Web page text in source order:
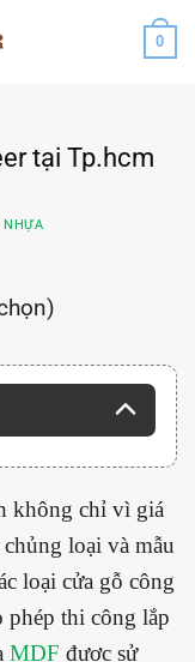
0
tại Tp.hcm
NHỰA
không chỉ vì giá
loại và mẫu
loại cửa gỗ công
phép thi công lắp
MDF được sử